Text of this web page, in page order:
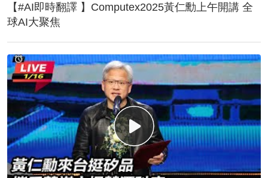
【#AI即時翻譯 】Computex2025黃仁勳上午開講 全
球AI大聚焦